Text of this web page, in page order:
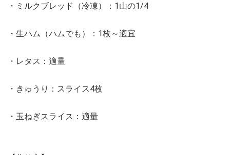
・ミルクブレッド（冷凍）：1山の1/4
・生ハム（ハムでも）：1枚～適宜
・レタス：適量
・きゅうり：スライス4枚
・玉ねぎスライス：適量